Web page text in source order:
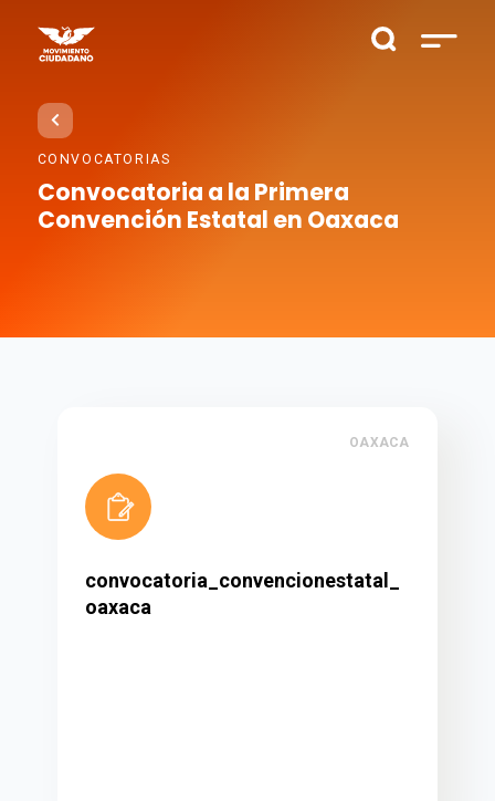
CONVOCATORIAS
Convocatoria a la Primera
Convención Estatal en Oaxaca
OAXACA
convocatoria_convencionestatal_
oaxaca